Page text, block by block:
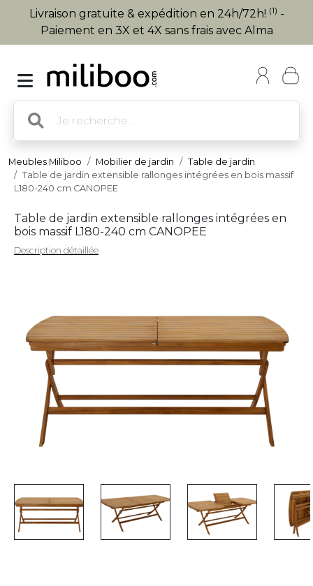
Livraison gratuite & expédition en 24h/72h! (1) -
Paiement en 3X et 4X sans frais avec Alma
Meubles Miliboo Mobilier de jardin
Table de jardin
Table de jardin extensible rallonges intégrées en bois massif
L180-240 cm CANOPEE
Table de jardin extensible rallonges intégrées en
bois massif L180-240 cm CANOPEE
Description détaillée